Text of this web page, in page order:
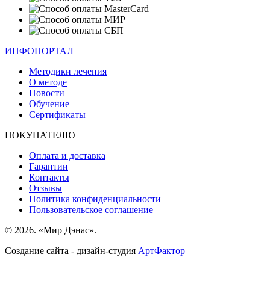
ИНФОПОРТАЛ
Методики лечения
О методе
Новости
Обучение
Сертификаты
ПОКУПАТЕЛЮ
Оплата и доставка
Гарантии
Контакты
Отзывы
Политика конфиденциальности
Пользовательское соглашение
© 2026. «Мир Дэнас».
Создание сайта - дизайн-студия АртФактор